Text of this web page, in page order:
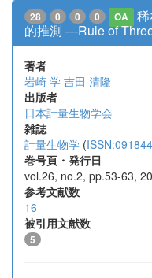
28 0 0 0 OA
的推測 —Rule of
著者
岩崎 学 吉田 清隆
出版者
日本計量生物学会
雑誌
計量生物学 (
巻号頁・発行日
vol.26, no.2, pp.53-63,
参考文献数
16
被引用文献数
5